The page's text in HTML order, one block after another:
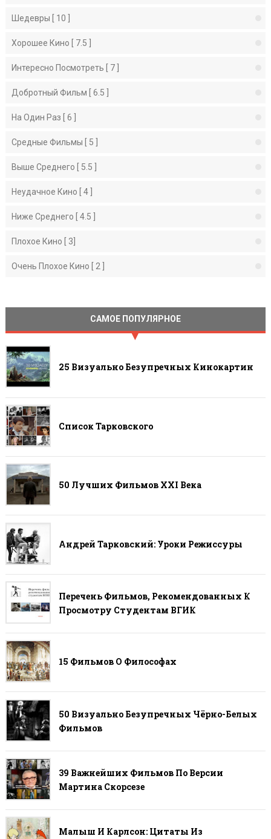
Шедевры [ 10 ]
Хорошее Кино [ 7.5 ]
Интересно Посмотреть [ 7 ]
Добротный Фильм [ 6.5 ]
На Один Раз [ 6 ]
Средные Фильмы [ 5 ]
Выше Среднего [ 5.5 ]
Неудачное Кино [ 4 ]
Ниже Среднего [ 4.5 ]
Плохое Кино [ 3]
Очень Плохое Кино [ 2 ]
САМОЕ ПОПУЛЯРНОЕ
25 Визуально Безупречных Кинокартин
Список Тарковского
50 Лучших Фильмов ХХI Века
Андрей Тарковский: Уроки Режиссуры
Перечень Фильмов, Рекомендованных К
Просмотру Студентам ВГИК
15 Фильмов О Философах
50 Визуально Безупречных Чёрно-Белых
Фильмов
39 Важнейших Фильмов По Версии
Мартина Скорсезе
Малыш И Карлсон: Цитаты Из